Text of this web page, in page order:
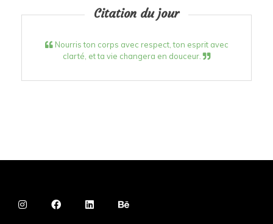
Citation du jour
Nourris ton corps avec respect, ton esprit avec
clarté, et ta vie changera en douceur.